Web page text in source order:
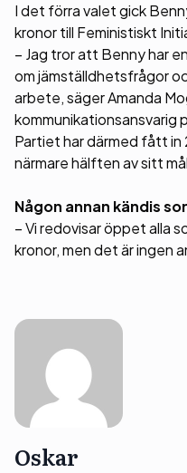
I det förra valet gick
kronor till Feministiskt
– Jag tror att Benny har
om jämställdhetsfrågor
arbete, säger Amanda
kommunikationsansvarig
Partiet har därmed fått
närmare hälften av sitt
Någon annan kändis
– Vi redovisar öppet alla
kronor, men det är ingen
Oskar